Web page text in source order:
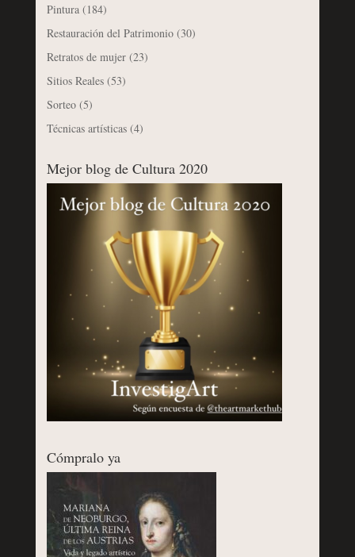
Pintura(184)
Restauración del Patrimonio(30)
Retratos de mujer(23)
Sitios Reales(53)
Sorteo(5)
Técnicas artísticas(4)
Mejor blog de Cultura 2020
Cómpralo ya